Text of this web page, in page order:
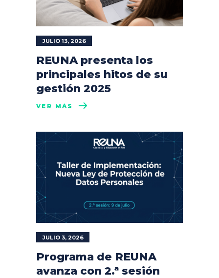
JULIO 13, 2026
REUNA presenta los
principales hitos de su
gestión 2025
VER MÁS
JULIO 3, 2026
Programa de REUNA
avanza con 2.ª sesión